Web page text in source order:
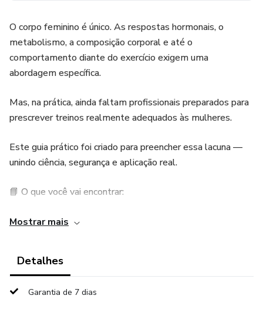
O corpo feminino é único. As respostas hormonais, o
metabolismo, a composição corporal e até o
comportamento diante do exercício exigem uma
abordagem específica.
Mas, na prática, ainda faltam profissionais preparados para
prescrever treinos realmente adequados às mulheres.
Este guia prático foi criado para preencher essa lacuna —
unindo ciência, segurança e aplicação real.
📘 O que você vai encontrar:
Diretrizes atualizadas sobre o impacto dos hormônios no
Estratégias seguras para prescrição durante o ciclo
Mostrar mais
Detalhes
Garantia de 7 dias